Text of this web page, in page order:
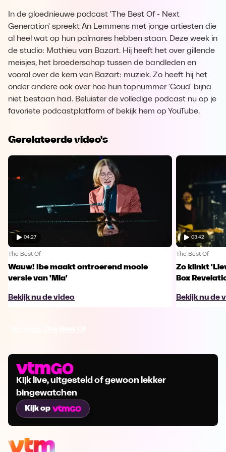
In de gloednieuwe podcast 'The Best Of - Next
Generation' spreekt An Lemmens met jonge artiesten die
al heel wat op hun palmares hebben staan. Deze week in
de studio: Mathieu van Bazart. Hij heeft het over gillende
meisjes, het broederschap tussen de bandleden en
vooral over de kern van Bazart: muziek. Zo heeft hij het
onder andere ook over hoe hun topnummer 'Goud' bijna
niet bestaan had. Beluister de volledige podcast nu op je
favoriete podcastplatform of bekijk hem op YouTube.
Gerelateerde video's
04:27
The Best Of
Wauw! Ibe maakt ontroerend mooie
versie van 'Mia'
Bekijk nu de video
03:42
The Best Of
Zo klinkt
Box
Bekijk nu de
Kijk live, uitgesteld of gewoon lekker
bingewatchen
Kijk op